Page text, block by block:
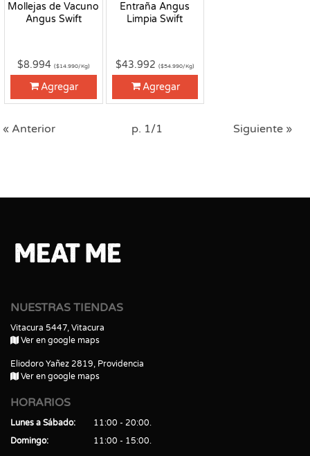
Mollejas de Vacuno
Angus Swift
$8.994 ($14.990/Kg)
Agregar
Entraña Angus
Limpia Swift
$43.992 ($54.990/Kg)
Agregar
« Anterior p. 1/1 Siguiente »
NUESTRAS TIENDAS
Vitacura 5447, Vitacura
Ver en google maps
Eliodoro Yañez 2819, Providencia
Ver en google maps
HORARIOS
Lunes a Sábado
11:00 - 20:00
Domingo
11:00 - 15:00